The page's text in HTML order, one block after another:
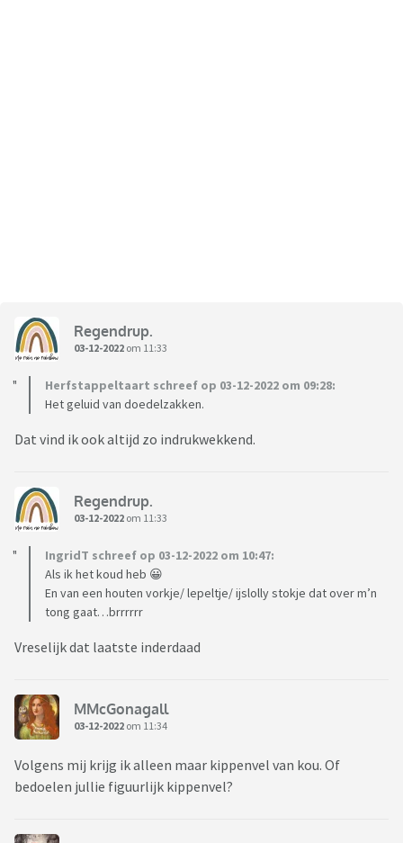
Regendrup.
03-12-2022 om 11:33
Herfstappeltaart schreef op 03-12-2022 om 09:28:
Het geluid van doedelzakken.
Dat vind ik ook altijd zo indrukwekkend.
Regendrup.
03-12-2022 om 11:33
IngridT schreef op 03-12-2022 om 10:47:
Als ik het koud heb 😀
En van een houten vorkje/ lepeltje/ ijslolly stokje dat over m’n
tong gaat…brrrrrr
Vreselijk dat laatste inderdaad
MMcGonagall
03-12-2022 om 11:34
Volgens mij krijg ik alleen maar kippenvel van kou. Of
bedoelen jullie figuurlijk kippenvel?